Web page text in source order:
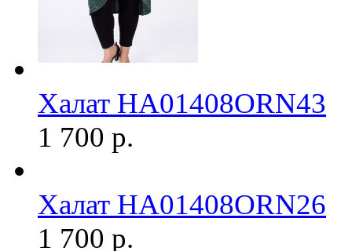
Халат HA01408ORN43
1 700 р.
Халат HA01408ORN26
1 700 р.